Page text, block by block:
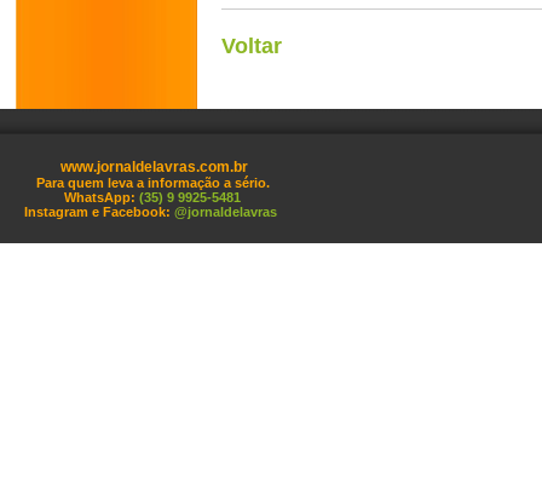
Voltar
www.jornaldelavras.com.br
Para quem leva a informação a sério.
WhatsApp: (35) 9 9925-5481
Instagram e Facebook: @jornaldelavras